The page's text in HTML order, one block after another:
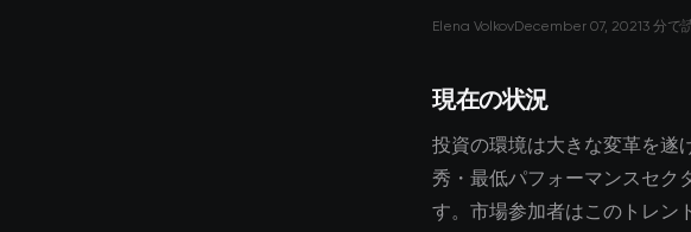
Elena VolkovDecember 07, 20213 分で
現在の状況
投資の環境は大きな変革を遂
秀・最低パフォーマンスセク
す。市場参加者はこのトレン